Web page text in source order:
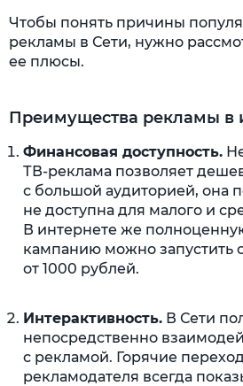
Чтобы понять причины
рекламы в Сети, нужно
ее плюсы.
Преимущества рекламы в
Финансовая доступность.
ТВ-реклама позволяет
с большой аудиторией, она
не доступна для малого и
В интернете же
кампанию можно запустить
от 1000 рублей.
Интерактивность. В Сети
непосредственно
с рекламой. Горячие
рекламодателя всегда